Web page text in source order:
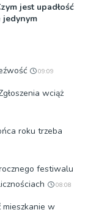
jest upadłość
jedynym
09:09
wciąż
roku trzeba
festiwalu
08:08
mieszkanie w